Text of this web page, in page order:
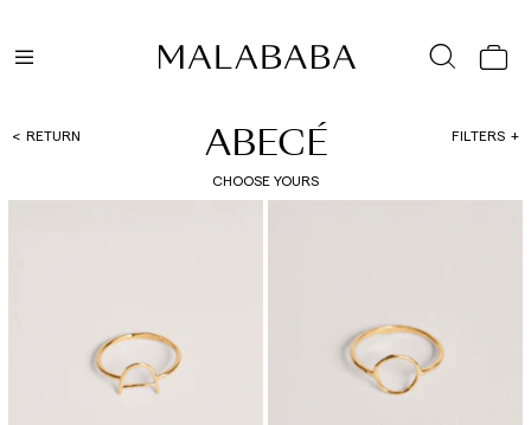
RETURN ABECÉ FILTERS
CHOOSE YOURS